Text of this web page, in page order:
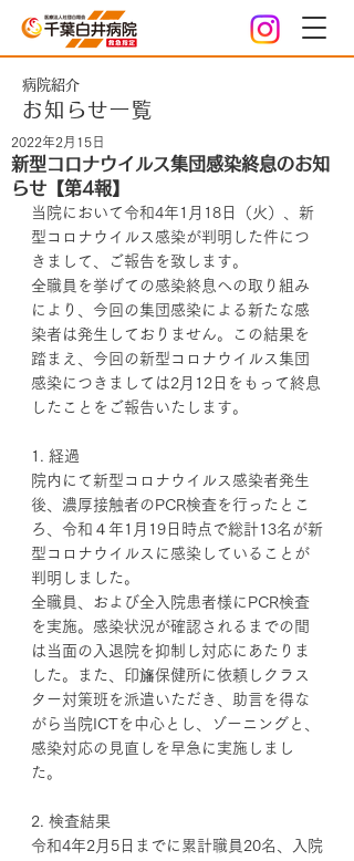
病院紹介
お知らせ一覧
新型コロナウイルス集団感染終息のお知
らせ【第4報】
2022年2月15日
当院において令和4年1月18日（火）、新
型コロナウイルス感染が判明した件につ
きまして、ご報告を致します。
全職員を挙げての感染終息への取り組み
により、今回の集団感染による新たな感
染者は発生しておりません。この結果を
踏まえ、今回の新型コロナウイルス集団
感染につきましては2月12日をもって終息
したことをご報告いたします。
1. 経過
院内にて新型コロナウイルス感染者発生
後、濃厚接触者のPCR検査を行ったとこ
ろ、令和４年1月19日時点で総計13名が新
型コロナウイルスに感染していることが
判明しました。
全職員、および全入院患者様にPCR検査
を実施。感染状況が確認されるまでの間
は当面の入退院を抑制し対応にあたりま
した。また、印旛保健所に依頼しクラス
ター対策班を派遣いただき、助言を得な
がら当院ICTを中心とし、ゾーニングと、
感染対応の見直しを早急に実施しまし
た。
2. 検査結果
令和4年2月5日までに累計職員20名、入院